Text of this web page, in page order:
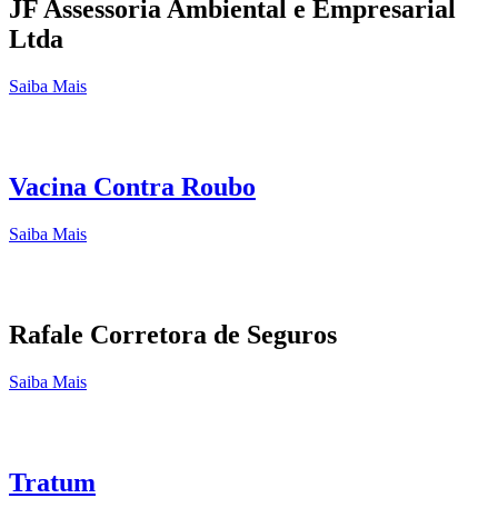
JF Assessoria Ambiental e Empresarial
Ltda
Saiba Mais
Vacina Contra Roubo
Saiba Mais
Rafale Corretora de Seguros
Saiba Mais
Tratum